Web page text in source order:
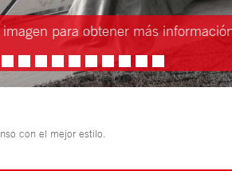
para obtener más
con el mejor estilo.